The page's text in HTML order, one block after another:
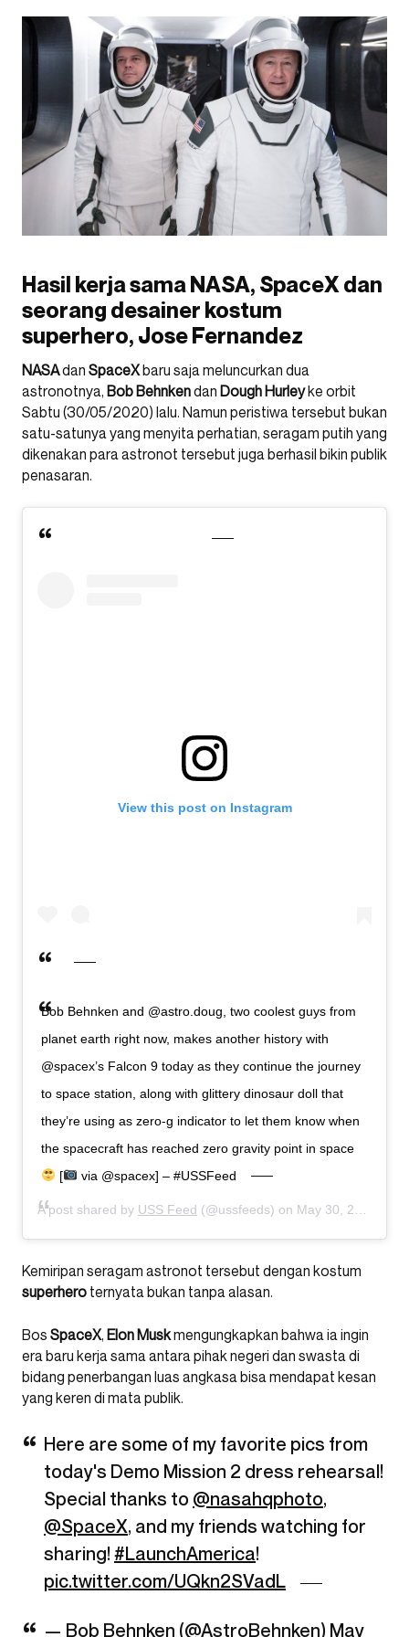
Hasil kerja sama NASA, SpaceX dan
seorang desainer kostum
superhero, Jose Fernandez
NASAdan SpaceXbaru saja meluncurkan dua
astronotnya, Bob Behnkendan Dough Hurleyke orbit
Sabtu (30/05/2020) lalu. Namun peristiwa tersebut bukan
satu-satunya yang menyita perhatian, seragam putih yang
dikenakan para astronot tersebut juga berhasil bikin publik
penasaran.
View this post on Instagram
Bob Behnken and @astro.doug, two coolest guys from
planet earth right now, makes another history with
@spacex’s Falcon 9 today as they continue the journey
to space station, along with glittery dinosaur doll that
they’re using as zero-g indicator to let them know when
the spacecraft has reached zero gravity point in space
[
via @spacex] – #USSFeed
A post shared by USS Feed (@ussfeeds) on May 30, 2020 at 6:37pm PDT
Kemiripan seragam astronot tersebut dengan kostum
superhero ternyata bukan tanpa alasan.
Bos SpaceX, Elon Muskmengungkapkan bahwa ia ingin
era baru kerja sama antara pihak negeri dan swasta di
bidang penerbangan luas angkasa bisa mendapat kesan
yang keren di mata publik.
Here are some of my favorite pics from
today's Demo Mission 2 dress rehearsal!
Special thanks to @nasahqphoto,
@SpaceX, and my friends watching for
sharing! #LaunchAmerica!
pic.twitter.com/UQkn2SVadL
— Bob Behnken (@AstroBehnken) May